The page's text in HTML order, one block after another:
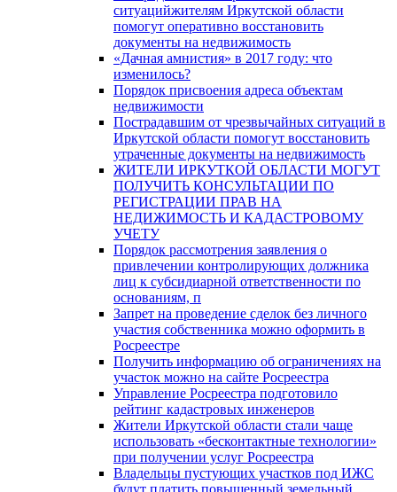
ситуацийжителям Иркутской области
помогут оперативно восстановить
документы на недвижимость
«Дачная амнистия» в 2017 году: что
изменилось?
Порядок присвоения адреса объектам
недвижимости
Пострадавшим от чрезвычайных ситуаций в
Иркутской области помогут восстановить
утраченные документы на недвижимость
ЖИТЕЛИ ИРКУТКОЙ ОБЛАСТИ МОГУТ
ПОЛУЧИТЬ КОНСУЛЬТАЦИИ ПО
РЕГИСТРАЦИИ ПРАВ НА
НЕДИЖИМОСТЬ И КАДАСТРОВОМУ
УЧЕТУ
Порядок рассмотрения заявления о
привлечении контролирующих должника
лиц к субсидиарной ответственности по
основаниям, п
Запрет на проведение сделок без личного
участия собственника можно оформить в
Росреестре
Получить информацию об ограничениях на
участок можно на сайте Росреестра
Управление Росреестра подготовило
рейтинг кадастровых инженеров
Жители Иркутской области стали чаще
использовать «бесконтактные технологии»
при получении услуг Росреестра
Владельцы пустующих участков под ИЖС
будут платить повышенный земельный